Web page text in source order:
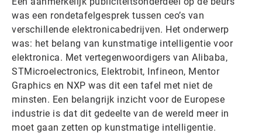
was een rondetafelgesprek tussen ceo’s van
verschillende elektronicabedrijven. Het onderwerp
was: het belang van kunstmatige intelligentie voor
elektronica. Met vertegenwoordigers van Alibaba,
STMicroelectronics, Elektrobit, Infineon, Mentor
Graphics en NXP was dit een tafel met niet de
minsten. Een belangrijk inzicht voor de Europese
industrie is dat dit gedeelte van de wereld meer in
moet gaan zetten op kunstmatige intelligentie.